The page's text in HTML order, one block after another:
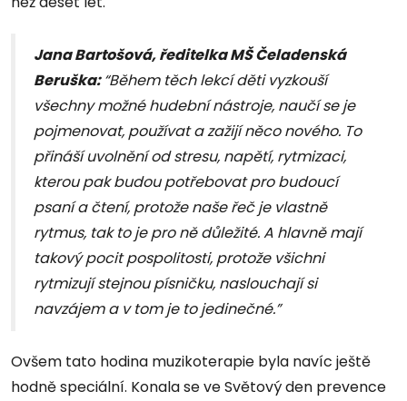
Jana Bartošová, ředitelka MŠ Čeladenská
Beruška:“Během těch lekcí děti vyzkouší
všechny možné hudební nástroje, naučí se je
pojmenovat, používat a zažijí něco nového. To
přináší uvolnění od stresu, napětí, rytmizaci,
kterou pak budou potřebovat pro budoucí
psaní a čtení, protože naše řeč je vlastně
rytmus, tak to je pro ně důležité. A hlavně mají
takový pocit pospolitosti, protože všichni
rytmizují stejnou písničku, naslouchají si
navzájem a v tom je to jedinečné.”
Ovšem tato hodina muzikoterapie byla navíc ještě
hodně speciální. Konala se ve Světový den prevence